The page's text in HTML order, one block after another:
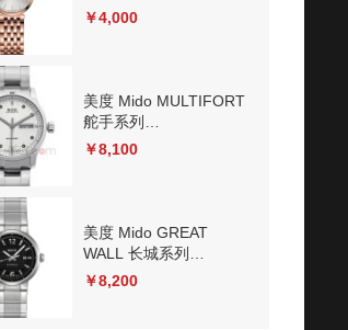
M033.210.33.031.00 石
￥4,000
美度 Mido MULTIFORT
舵手系列
M005.830.11.036.02 机
￥8,100
美度 Mido GREAT
WALL 长城系列
M015.230.11.057.00 机
￥8,200